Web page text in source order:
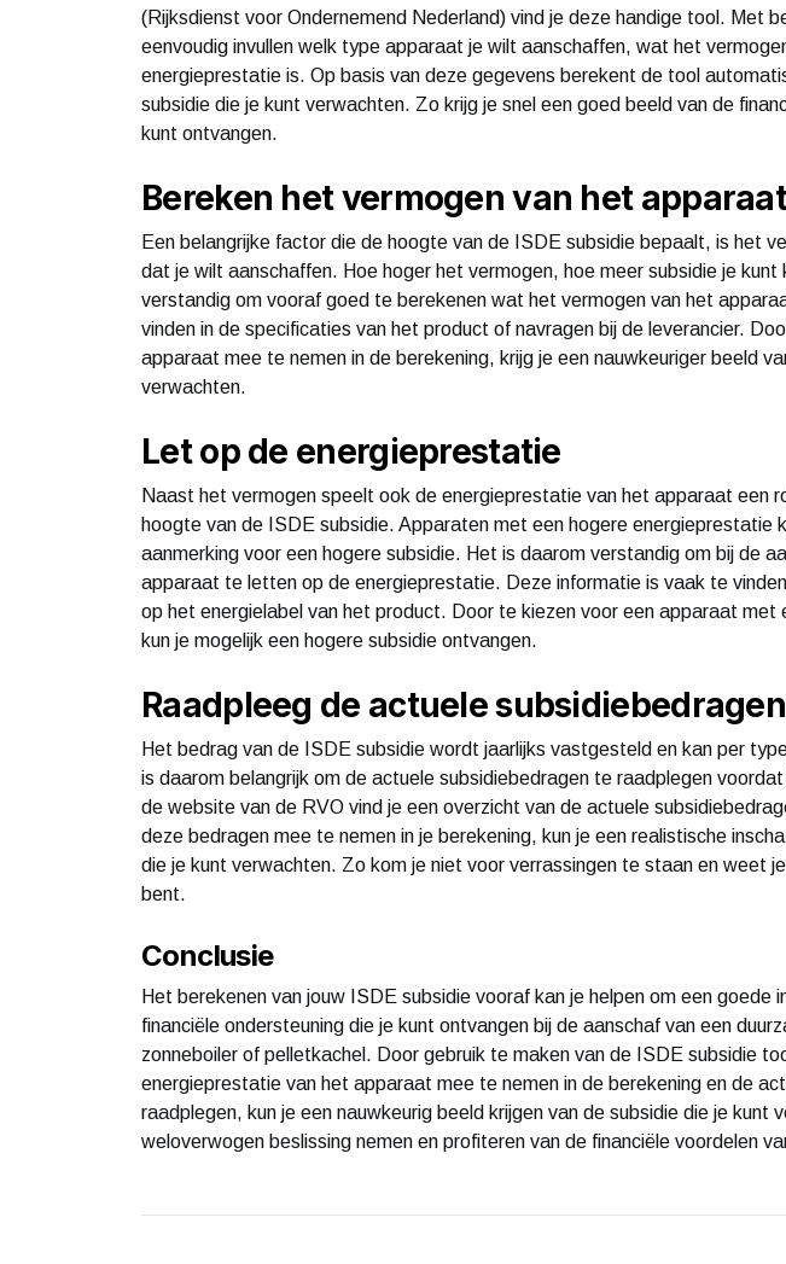
(Rijksdienst voor Ondernemend Nederland) vind je deze handige tool. Met
eenvoudig invullen welk type apparaat je wilt aanschaffen, wat het
energieprestatie is. Op basis van deze gegevens berekent de tool
subsidie die je kunt verwachten. Zo krijg je snel een goed beeld van de
kunt ontvangen.
Bereken het vermogen van het
Een belangrijke factor die de hoogte van de ISDE subsidie bepaalt, is het
dat je wilt aanschaffen. Hoe hoger het vermogen, hoe meer subsidie je kunt
verstandig om vooraf goed te berekenen wat het vermogen van het
vinden in de specificaties van het product of navragen bij de leverancier.
apparaat mee te nemen in de berekening, krijg je een nauwkeuriger beeld
verwachten.
Let op de energieprestatie
Naast het vermogen speelt ook de energieprestatie van het apparaat een
hoogte van de ISDE subsidie. Apparaten met een hogere energieprestatie
aanmerking voor een hogere subsidie. Het is daarom verstandig om bij de
apparaat te letten op de energieprestatie. Deze informatie is vaak te
op het energielabel van het product. Door te kiezen voor een apparaat met
kun je mogelijk een hogere subsidie ontvangen.
Raadpleeg de actuele subsidiebedragen
Het bedrag van de ISDE subsidie wordt jaarlijks vastgesteld en kan per
is daarom belangrijk om de actuele subsidiebedragen te raadplegen
de website van de RVO vind je een overzicht van de actuele
deze bedragen mee te nemen in je berekening, kun je een realistische
die je kunt verwachten. Zo kom je niet voor verrassingen te staan en weet
bent.
Conclusie
Het berekenen van jouw ISDE subsidie vooraf kan je helpen om een goede
financiële ondersteuning die je kunt ontvangen bij de aanschaf van een
zonneboiler of pelletkachel. Door gebruik te maken van de ISDE subsidie
energieprestatie van het apparaat mee te nemen in de berekening en de
raadplegen, kun je een nauwkeurig beeld krijgen van de subsidie die je kunt
weloverwogen beslissing nemen en profiteren van de financiële voordelen